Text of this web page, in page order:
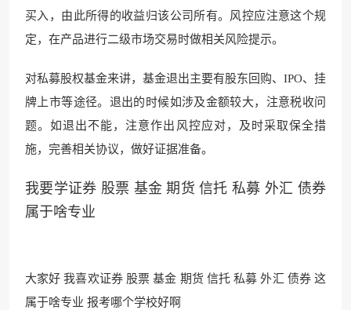
买入，由此所得的收益归该公司所有。风控应注意这个规
定，在产品进行二级市场交易时做相关风险提示。
对私募股权基金来讲，基金退出主要有股东回购、IPO、挂
牌上市等途径。退出的时候如涉及金额较大，注意税收问
题。如退出不能，注意作出风控应对，及时采取保全措
施，完善相关协议，做好证据准备。
我要学证券 股票 基金 期货 信托 私募 外汇 债券
属于啥专业
大家好 我喜欢证券 股票 基金 期货 信托 私募 外汇 债券 这
属于啥专业 报考哪个学校好啊